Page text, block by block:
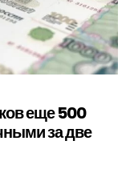
еще 500
за две